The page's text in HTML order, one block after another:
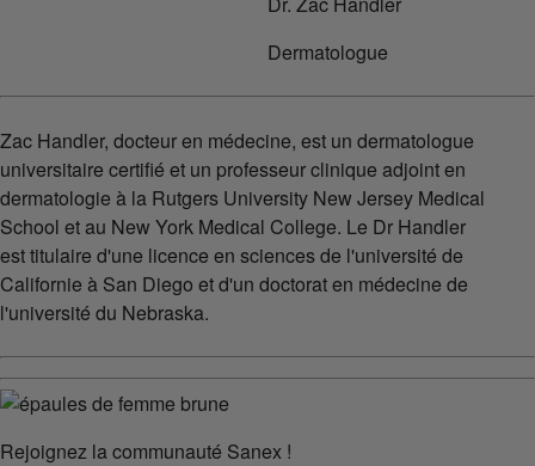
Dermatologue
Zac Handler, docteur en médecine, est un dermatologue
universitaire certifié et un professeur clinique adjoint en
dermatologie à la Rutgers University New Jersey Medical
School et au New York Medical College. Le Dr Handler
est titulaire d'une licence en sciences de l'université de
Californie à San Diego et d'un doctorat en médecine de
l'université du Nebraska.
Rejoignez la communauté Sanex !